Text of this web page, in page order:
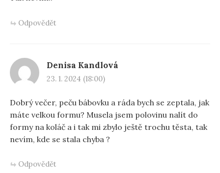
Odpovědět
Denisa Kandlová
23. 1. 2024 (18:00)
Dobrý večer, peču bábovku a ráda bych se zeptala, jak
máte velkou formu? Musela jsem polovinu nalít do
formy na koláč a i tak mi zbylo ještě trochu těsta, tak
nevím, kde se stala chyba ?
Odpovědět